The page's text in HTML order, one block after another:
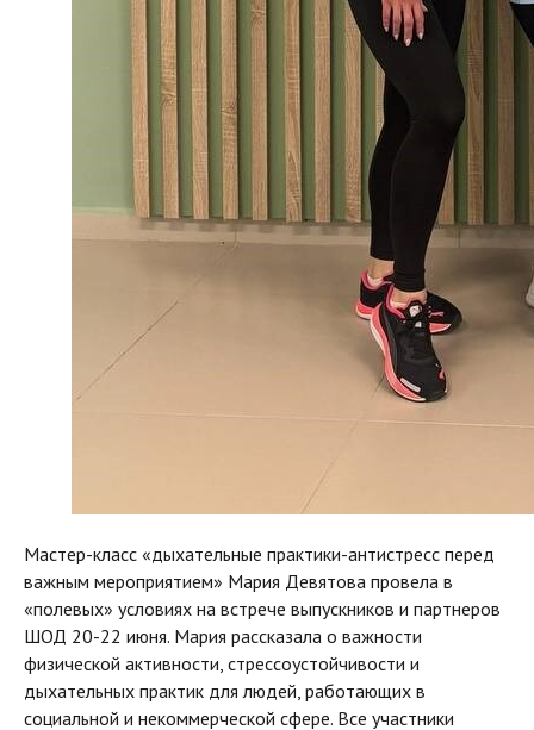
Мастер-класс «дыхательные практики-антистресс перед
важным мероприятием» Мария Девятова провела в
«полевых» условиях на встрече выпускников и партнеров
ШОД 20-22 июня. Мария рассказала о важности
физической активности, стрессоустойчивости и
дыхательных практик для людей, работающих в
социальной и некоммерческой сфере. Все участники